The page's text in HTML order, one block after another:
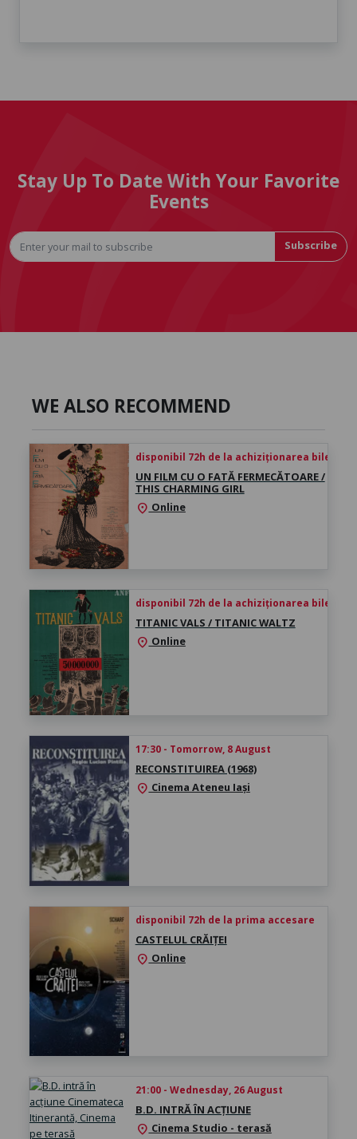
Stay Up To Date With Your Favorite
Events
Subscribe
WE ALSO RECOMMEND
disponibil 72h de la achiziționarea biletului
UN FILM CU O FATĂ FERMECĂTOARE /
THIS CHARMING GIRL
location_on Online
disponibil 72h de la achiziționarea biletului
TITANIC VALS / TITANIC WALTZ
location_on Online
17:30 - Tomorrow, 8 August
RECONSTITUIREA (1968)
location_on Cinema Ateneu Iași
disponibil 72h de la prima accesare
CASTELUL CRĂIȚEI
location_on Online
21:00 - Wednesday, 26 August
B.D. INTRĂ ÎN ACȚIUNE
location_on Cinema Studio - terasă